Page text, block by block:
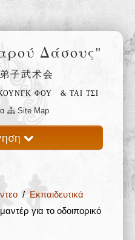
Δάσους"
子武术会
ΦΟΥ & ΤΑΙ ΤΣΙ
Site Map
/ Εκπαιδευτικά
για το οδοιπορικό